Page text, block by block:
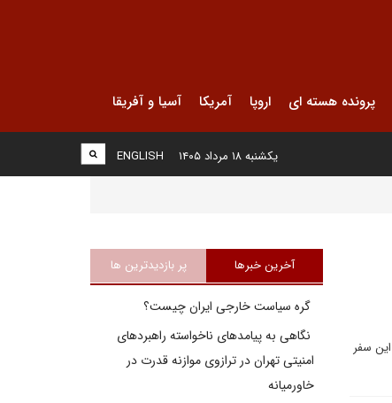
پرونده هسته ای اروپا آمریکا آسیا و آفریقا
ENGLISH یکشنبه ۱۸ مرداد ۱۴۰۵
سفر
آخرین خبرها پر بازدیدترین ها
گره سیاست خارجی ایران چیست؟
نگاهی به پیامدهای ناخواسته راهبردهای
امنیتی تهران در ترازوی موازنه قدرت در
خاورمیانه